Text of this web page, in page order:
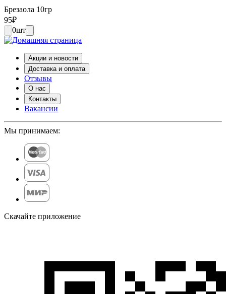
Брезаола 10гр
95₽
0шт
Акции и новости
Доставка и оплата
Отзывы
О нас
Контакты
Вакансии
Мы принимаем:
Скачайте приложение